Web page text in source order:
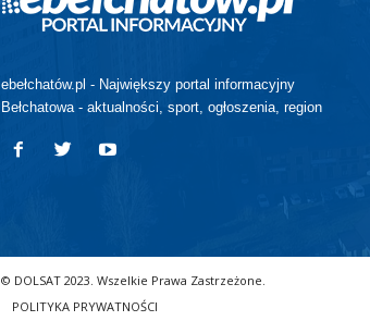
ebełchatów.pl - Największy portal informacyjny
Bełchatowa - aktualności, sport, ogłoszenia, region
© DOLSAT 2023. Wszelkie Prawa Zastrzeżone.
POLITYKA PRYWATNOŚCI